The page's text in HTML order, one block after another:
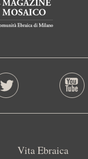
Vita Ebraica